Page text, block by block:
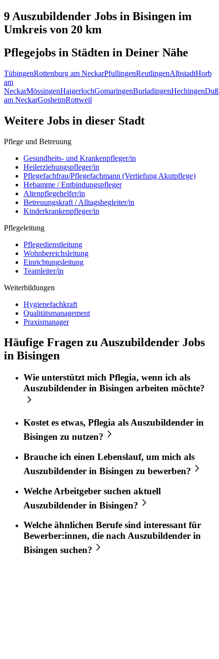
9 Auszubildender Jobs in Bisingen im
Umkreis von 20 km
Pflegejobs in Städten in Deiner Nähe
TübingenRottenburg am NeckarPfullingenReutlingenAlbstadtHorb
am
NeckarMössingenHaigerlochGomaringenBurladingenHechingen
am NeckarGosheimRottweil
Weitere Jobs in dieser Stadt
Pflege und Betreuung
Gesundheits- und Krankenpfleger/in
Heilerziehungspfleger/in
Pflegefachfrau/Pflegefachmann (Vertiefung Akutpflege)
Hebamme / Entbindungspfleger
Altenpflegehelfer/in
Betreuungskraft / Alltagsbegleiter/in
Kinderkrankenpfleger/in
Pflegeleitung
Pflegedienstleitung
Wohnbereichsleitung
Einrichtungsleitung
Teamleiter/in
Weiterbildungen
Hygienefachkraft
Qualitätsmanagement
Praxismanager
Häufige Fragen zu Auszubildender Jobs
in Bisingen
Wie unterstützt mich Pflegia, wenn ich als
Auszubildender in Bisingen arbeiten möchte?
Kostet es etwas, Pflegia als Auszubildender in
Bisingen zu nutzen?
Brauche ich einen Lebenslauf, um mich als
Auszubildender in Bisingen zu bewerben?
Welche Arbeitgeber suchen aktuell
Auszubildender in Bisingen?
Welche ähnlichen Berufe sind interessant für
Bewerber:innen, die nachAuszubildender in
Bisingen suchen?